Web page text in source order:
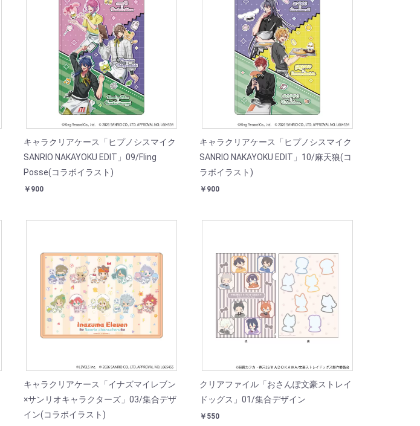
キャラクリアケース「ヒプノシスマイク
SANRIO NAKAYOKU EDIT」09/Fling
Posse(コラボイラスト)
￥900
キャラクリアケース「ヒプノシスマイク
SANRIO NAKAYOKU EDIT」10/麻天狼(コ
ラボイラスト)
￥900
キャラクリアケース「イナズマイレブン
×サンリオキャラクターズ」03/集合デザ
イン(コラボイラスト)
クリアファイル「おさんぽ文豪ストレイ
ドッグス」01/集合デザイン
￥550